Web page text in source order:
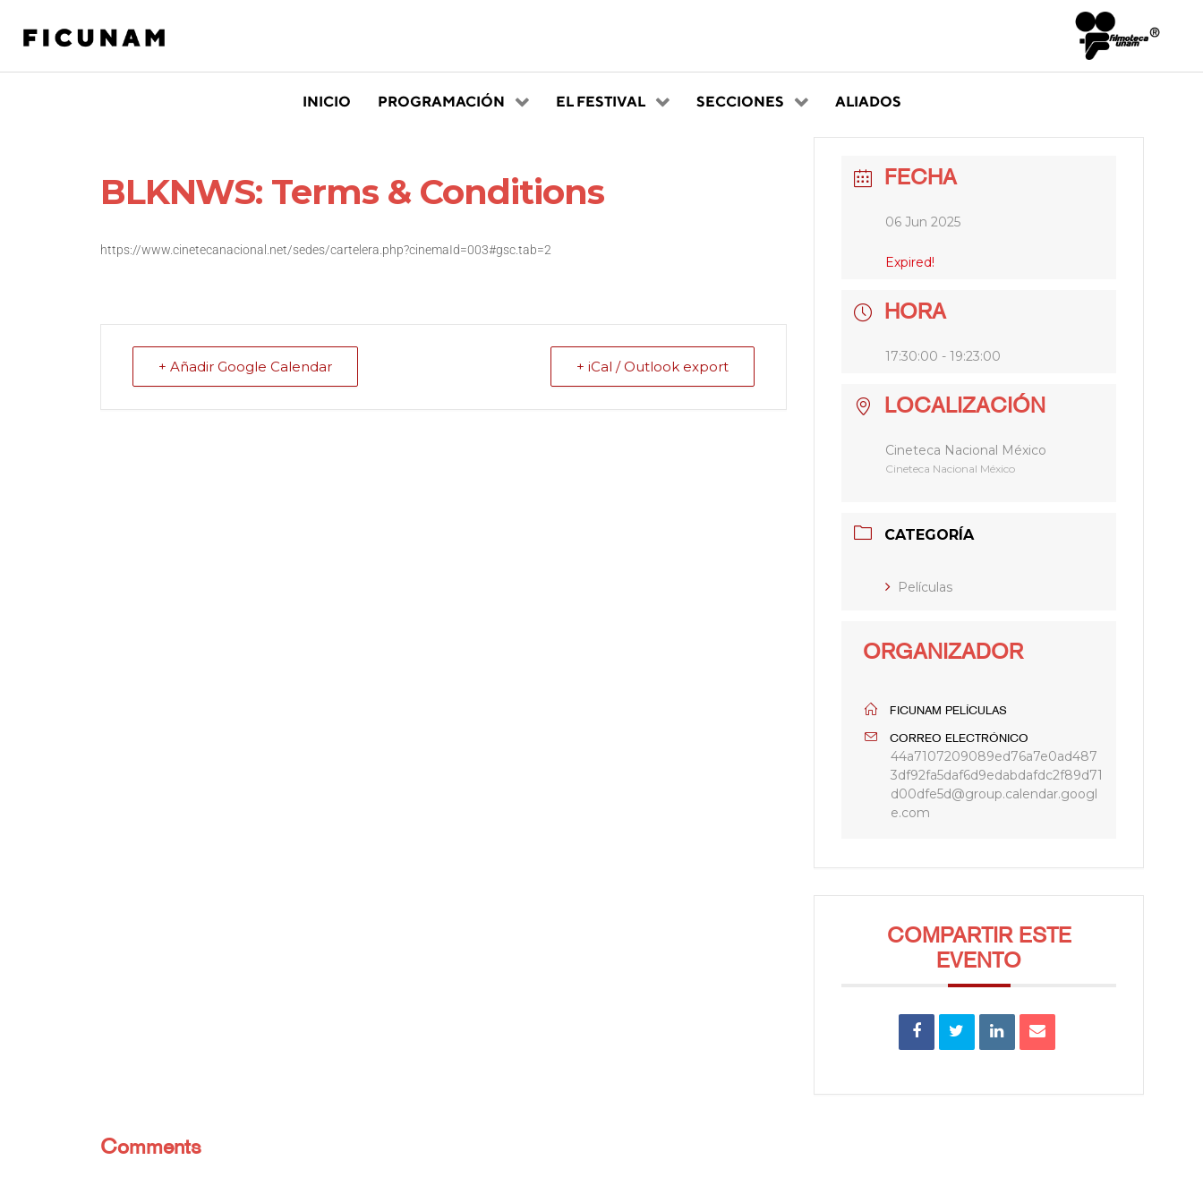
INICIO PROGRAMACIÓN EL FESTIVAL SECCIONES ALIADOS
BLKNWS: Terms & Conditions
https://www.cinetecanacional.net/sedes/cartelera.php?cinemaId=003#gsc.tab=2
+ Añadir Google Calendar + iCal / Outlook export
FECHA
06 Jun 2025
Expired!
HORA
17:30:00 - 19:23:00
LOCALIZACIÓN
Cineteca Nacional México
Cineteca Nacional México
CATEGORÍA
Películas
ORGANIZADOR
FICUNAM PELÍCULAS
CORREO ELECTRÓNICO
44a7107209089ed76a7e0ad487
3df92fa5daf6d9edabdafdc2f89d71
d00dfe5d@group.calendar.googl
e.com
COMPARTIR ESTE
EVENTO
Comments